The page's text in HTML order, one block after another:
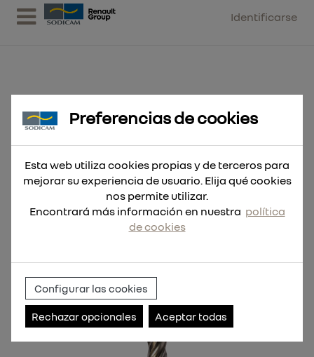
Identificarse
Broca SDS-Plus MX4 10x115
Preferencias de cookies
Esta web utiliza cookies propias y de terceros para
mejorar su experiencia de usuario. Elija qué cookies
nos permite utilizar.
Encontrará más información en nuestra política
de cookies
Configurar las cookies
Rechazar opcionales Aceptar todas